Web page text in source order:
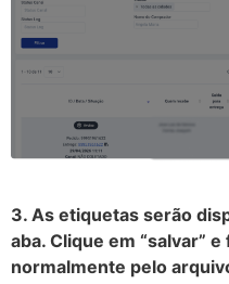
3. As etiquetas serão
aba. Clique em “salvar”
normalmente pelo